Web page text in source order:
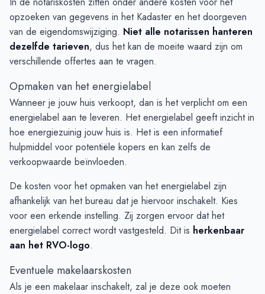
opzoeken van gegevens in het Kadaster en het doorgeven
van de eigendomswijziging. Niet alle notarissen hanteren
dezelfde tarieven, dus het kan de moeite waard zijn om
verschillende offertes aan te vragen.
Opmaken van het energielabel
Wanneer je jouw huis verkoopt, dan is het verplicht om een
energielabel aan te leveren. Het energielabel geeft inzicht in
hoe energiezuinig jouw huis is. Het is een informatief
hulpmiddel voor potentiële kopers en kan zelfs de
verkoopwaarde beïnvloeden.
De kosten voor het opmaken van het energielabel zijn
afhankelijk van het bureau dat je hiervoor inschakelt. Kies
voor een erkende instelling. Zij zorgen ervoor dat het
energielabel correct wordt vastgesteld. Dit is herkenbaar
aan het RVO-logo.
Eventuele makelaarskosten
Als je een makelaar inschakelt, zal je deze ook moeten